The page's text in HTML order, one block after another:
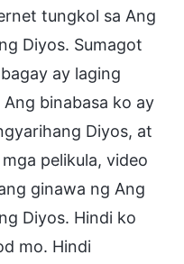
tungkol sa Ang
Diyos. Sumagot
ay laging
binabasa ko ay
Diyos, at
pelikula, video
ginawa ng Ang
Diyos. Hindi ko
mo. Hindi